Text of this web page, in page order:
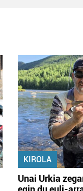
KIROLA
Unai Urkia